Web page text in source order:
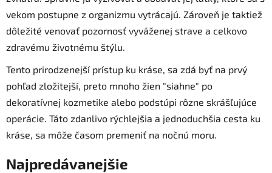
vekom postupne z organizmu vytrácajú. Zároveň je taktiež
dôležité venovať pozornosť vyváženej strave a celkovo
zdravému životnému štýlu.
Tento prirodzenejší prístup ku kráse, sa zdá byť na prvý
pohľad zložitejší, preto mnoho žien "siahne" po
dekoratívnej kozmetike alebo podstúpi rôzne skrášľujúce
operácie. Táto zdanlivo rýchlejšia a jednoduchšia cesta ku
kráse, sa môže časom premeniť na nočnú moru.
Najpredávanejšie